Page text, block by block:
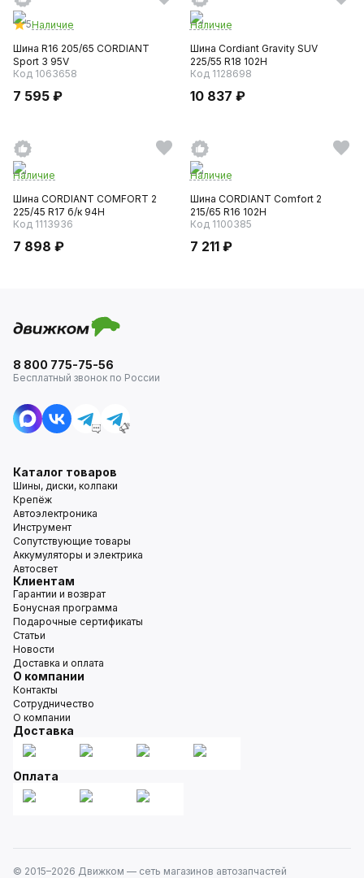
5Наличие
Шина R16 205/65 CORDIANT
Sport 3 95V
Код 1063658
7 595 ₽
Наличие
Шина Cordiant Gravity SUV
225/55 R18 102H
Код 1128698
10 837 ₽
Наличие
Шина CORDIANT COMFORT 2
225/45 R17 б/к 94H
Код 1113936
7 898 ₽
Наличие
Шина CORDIANT Comfort 2
215/65 R16 102H
Код 1100385
7 211 ₽
8 800 775-75-56
Бесплатный звонок по России
Каталог товаров
Шины, диски, колпаки
Крепёж
Автоэлектроника
Инструмент
Сопутствующие товары
Аккумуляторы и электрика
Автосвет
Клиентам
Гарантии и возврат
Бонусная программа
Подарочные сертификаты
Статьи
Новости
Доставка и оплата
О компании
Контакты
Сотрудничество
О компании
Доставка
Оплата
© 2015–2026 Движком — сеть магазинов автозапчастей